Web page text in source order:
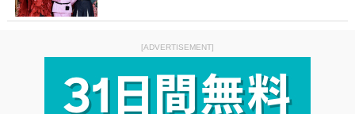
[ADVERTISEMENT]